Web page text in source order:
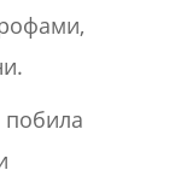
побила